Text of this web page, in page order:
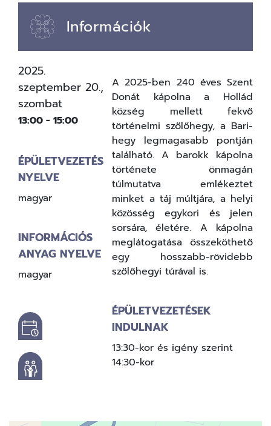
Információk
2025.
szeptember 20.,
szombat
13:00 - 15:00
ÉPÜLETVEZETÉS
NYELVE
magyar
INFORMÁCIÓS
ANYAG NYELVE
magyar
A 2025-ben 240 éves Szent
Donát kápolna a Hollád
község mellett fekvő
történelmi szőlőhegy, a Bari-
hegy legmagasabb pontján
található. A barokk kápolna
története önmagán
túlmutatva emlékeztet
minket a táj múltjára, a helyi
közösség egykori és jelen
sorsára, életére. A kápolna
meglátogatása összeköthető
egy hosszabb-rövidebb
szőlőhegyi túrával is.
ÉPÜLETVEZETÉSEK
INDULNAK
13:30-kor és igény szerint
14:30-kor